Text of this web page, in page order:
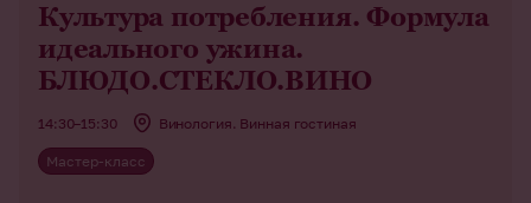
Культура потребления. Формула
идеального ужина.
БЛЮДО.СТЕКЛО.ВИНО
14:30–15:30 Винология. Винная гостиная
Мастер-класс